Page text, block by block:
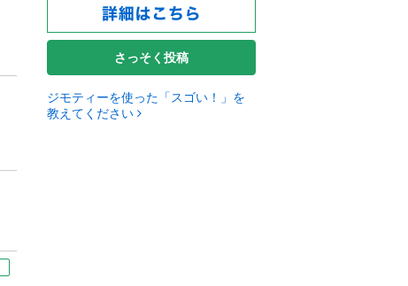
さっそく投稿
ジモティーを使った「スゴい！」を
教えてください